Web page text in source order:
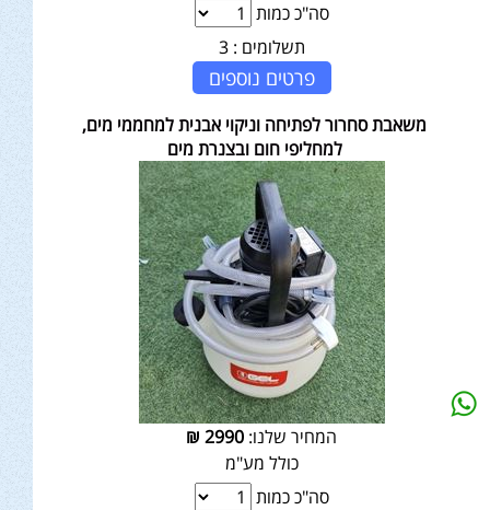
סה"כ כמות
תשלומים : 3
פרטים נוספים
משאבת סחרור לפתיחה וניקוי אבנית למחממי מים,
למחליפי חום ובצנרת מים
המחיר שלנו: 2990
₪
כולל מע"מ
סה"כ כמות